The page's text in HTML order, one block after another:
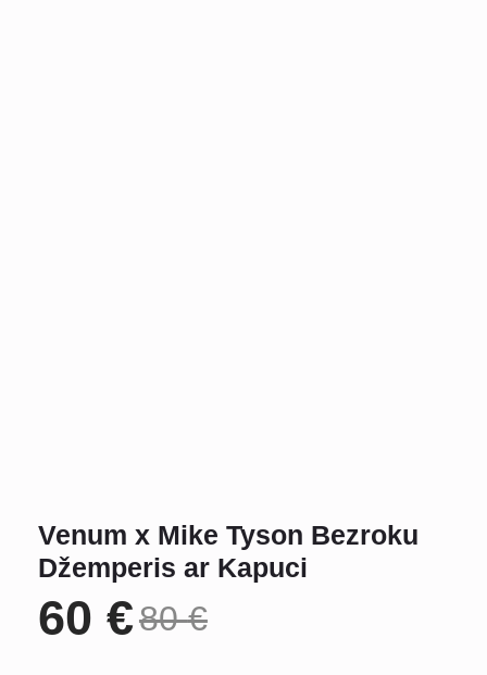
Venum x Mike Tyson Bezroku
Džemperis ar Kapuci
80€
Original
60 €
Current